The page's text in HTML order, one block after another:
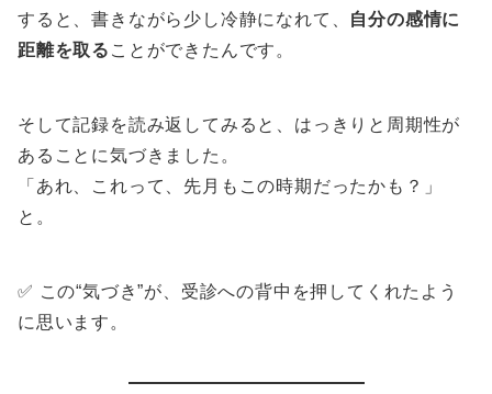
すると、書きながら少し冷静になれて、 自分の感情に
距離を取る ことができたんです。
そして記録を読み返してみると、はっきりと周期性が
あることに気づきました。
「あれ、これって、先月もこの時期だったかも？」
と。
✅ この“気づき”が、受診への背中を押してくれたよう
に思います。